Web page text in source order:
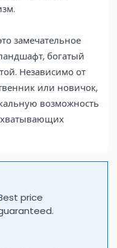
замечательное
богатый
Независимо от
или новичок,
возможность
price